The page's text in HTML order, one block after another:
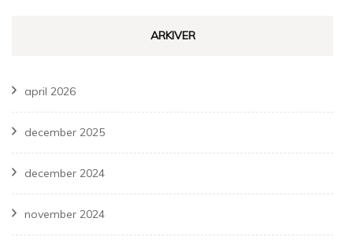
ARKIVER
april 2026
december 2025
december 2024
november 2024